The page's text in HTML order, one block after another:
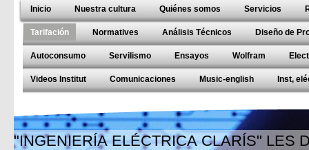
Inicio Nuestra cultura Quiénes somos Servicios
Tarifación Normatives Análisis Técnicos Diseño de
Autoconsumo Servilismo Ensayos Wolfram
Videos Institut Comunicaciones Music-english Inst,
"INGENIERÍA ELÉCTRICA CLARÍS" LES